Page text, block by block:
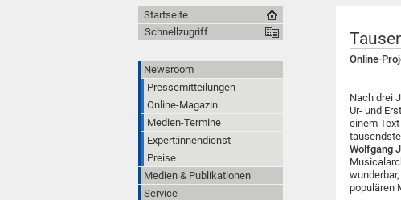
Online-
Nach drei
Ur- und
einem
Wolfgang
populären
Startseite
Schnellzugriff
Newsroom
Pressemitteilungen
Online-Magazin
Medien-Termine
Expert:innendienst
Preise
Medien & Publikationen
Service